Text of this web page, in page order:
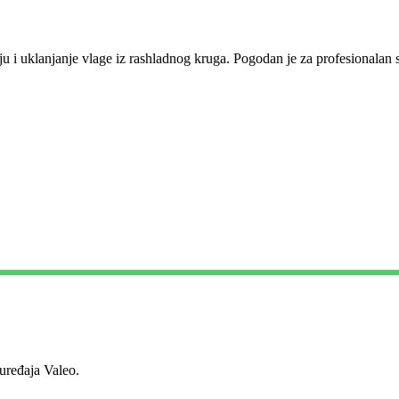
i uklanjanje vlage iz rashladnog kruga. Pogodan je za
Valeo.